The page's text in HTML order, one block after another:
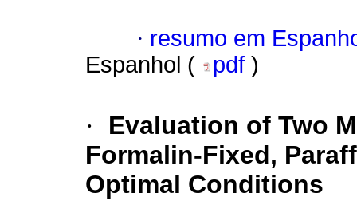
· resumo em
Espanhol (
pdf )
·
Evaluation of Two
Formalin-Fixed,
Optimal Conditions